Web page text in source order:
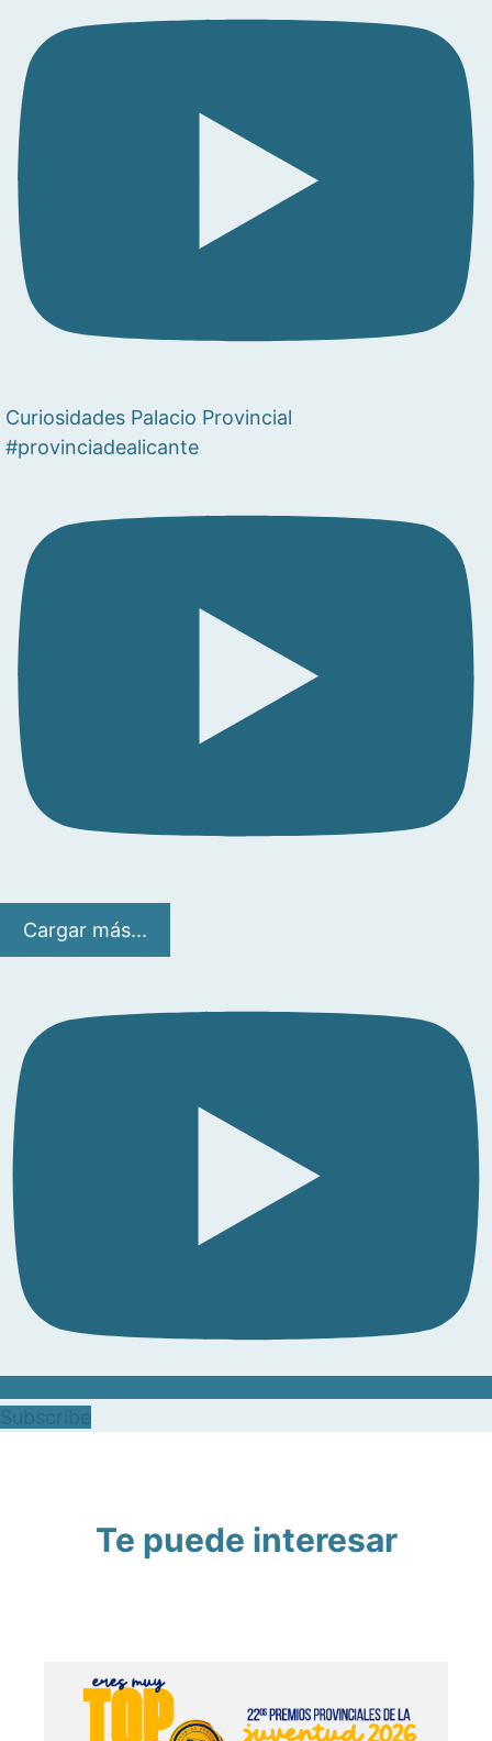
Curiosidades Palacio Provincial
#provinciadealicante
Cargar más...
Te puede interesar